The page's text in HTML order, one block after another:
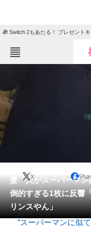
🎁 Switch 2もあたる！ プレゼントキ
エンタメ
グルメ
会員記事
メディア
注目記事を集めた総合
妻「夫がスーパーマ
倒的すぎる1枚に反響
リンスやん」
X
“スーパーマンに似